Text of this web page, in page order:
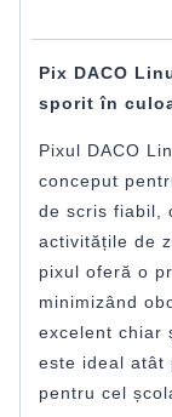
Pix DACO
sporit în
Pixul DACO
conceput
de scris fiabil,
activitățile de
pixul oferă o
minimizând
excelent chiar
este ideal atât
pentru cel